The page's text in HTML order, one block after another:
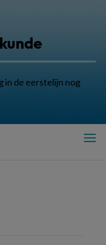
in de eerstelijn nog